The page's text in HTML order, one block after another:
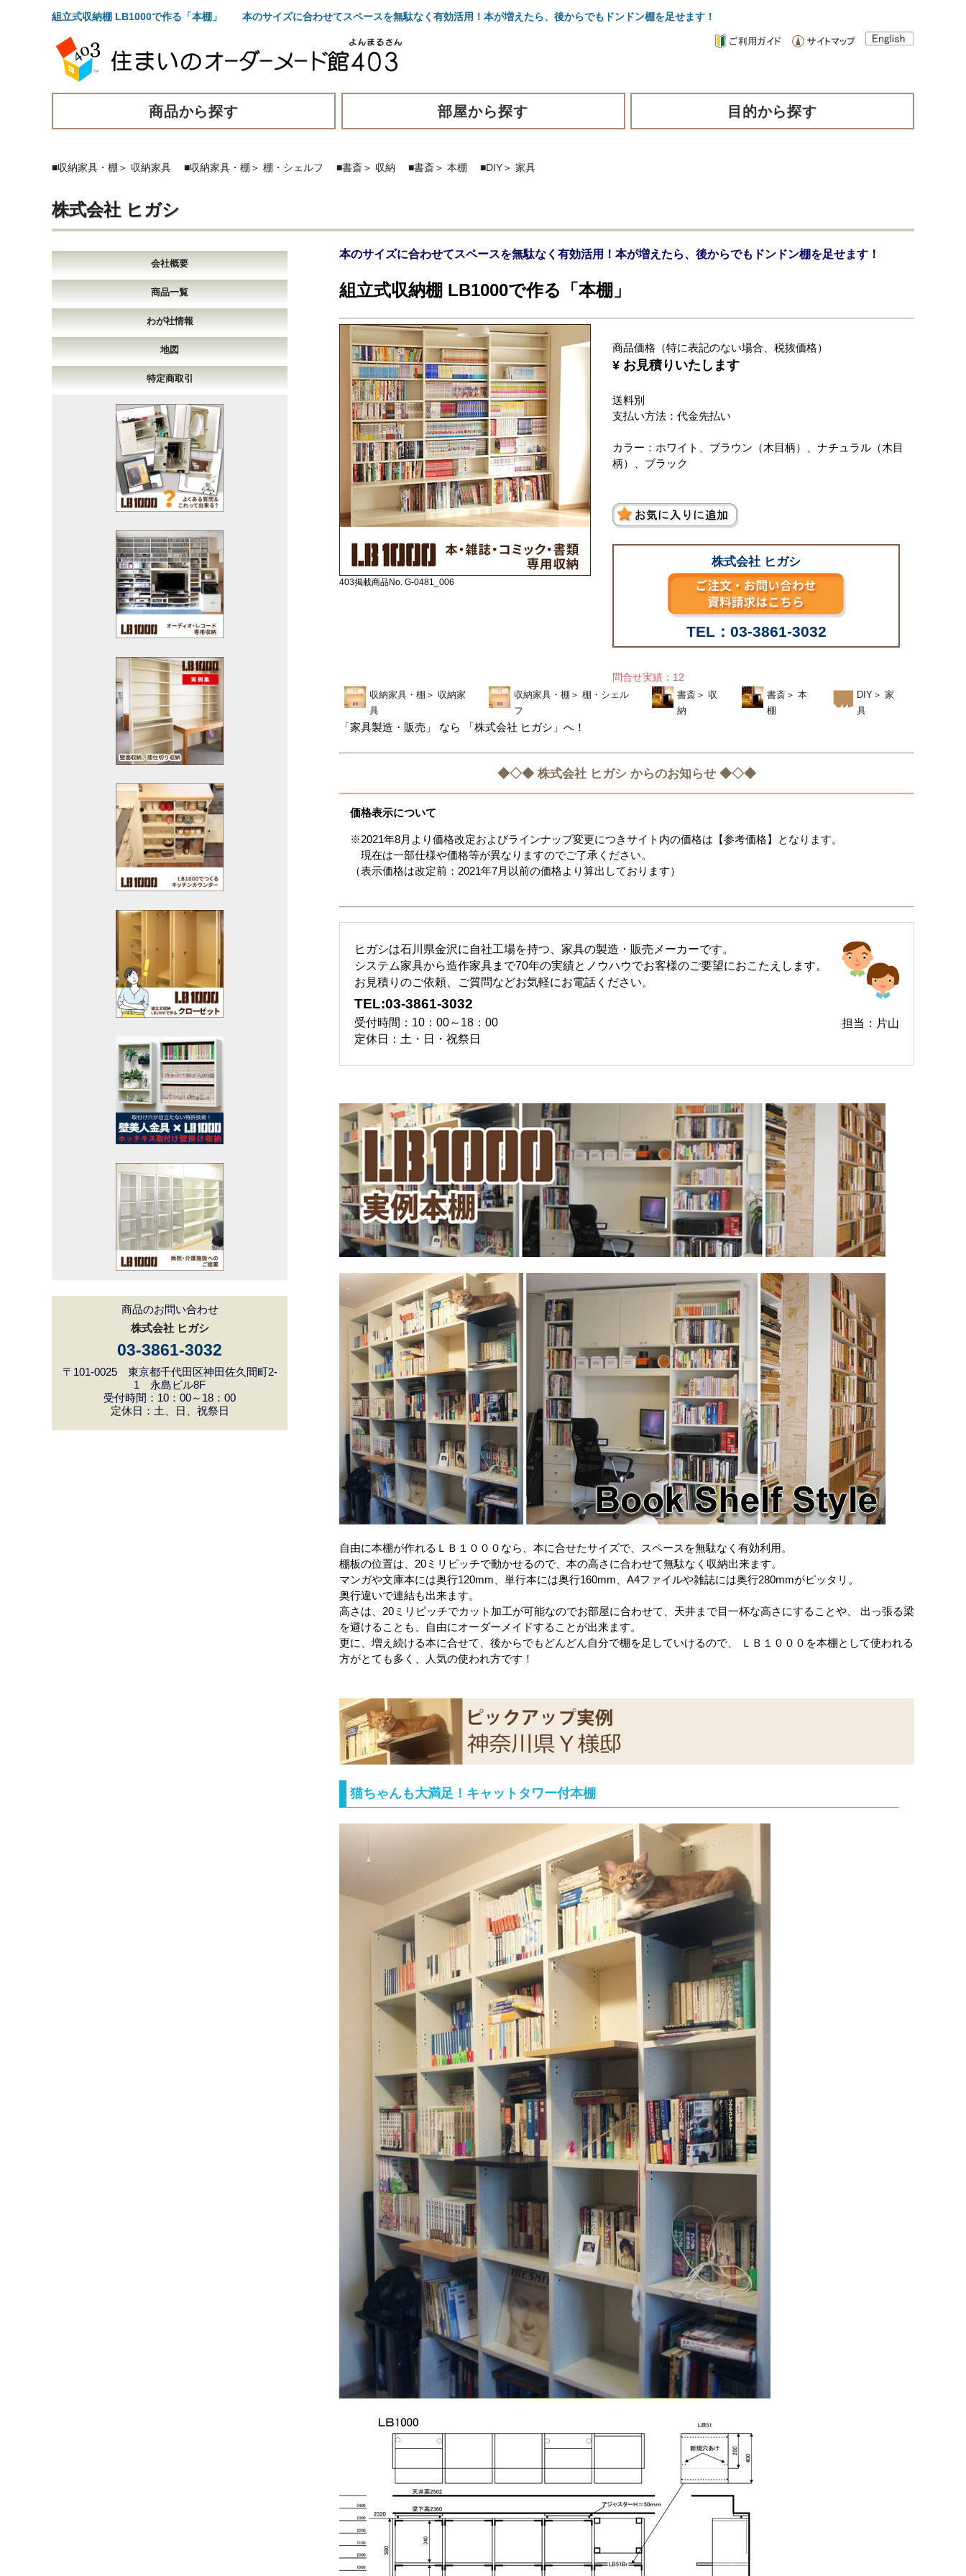
組立式収納棚 LB1000で作る「本棚」 本のサイズに合わせてスペースを無駄なく有効活用！本が増えたら、後からでもドンドン棚を足せます！
商品から探す 部屋から探す 目的から探す
■収納家具・棚 ＞ 収納家具 ■収納家具・棚 ＞ 棚・シェルフ ■書斎＞ 収納 ■書斎＞ 本棚 ■DIY＞ 家具
株式会社 ヒガシ
会社概要
商品一覧
わが社情報
地図
特定商取引
商品のお問い合わせ
株式会社 ヒガシ
03-3861-3032
〒101-0025 東京都千代田区神田佐久間町2-
1 永島ビル8F
受付時間：10：00～18：00
定休日：土、日、祝祭日
本のサイズに合わせてスペースを無駄なく有効活用！本が増えたら、後からでもドンドン棚を足せます！
組立式収納棚 LB1000で作る「本棚」
403掲載商品No. G-0481_006
商品価格（特に表記のない場合、税抜価格）
¥ お見積りいたします
送料別
支払い方法：代金先払い
カラー：ホワイト、ブラウン（木目柄）、ナチュラル（木目
柄）、ブラック
株式会社 ヒガシ
TEL：03-3861-3032
問合せ実績：12
収納家具・棚 ＞ 収納家
具
収納家具・棚 ＞ 棚・シェル
フ
書斎 ＞ 収
納
書斎 ＞ 本
棚
DIY ＞ 家
具
「家具製造・販売」 なら 「株式会社 ヒガシ」へ！
◆◇◆ 株式会社 ヒガシ からのお知らせ ◆◇◆
価格表示について
※2021年8月より価格改定およびラインナップ変更につきサイト内の価格は【参考価格】となります。
現在は一部仕様や価格等が異なりますのでご了承ください。
（表示価格は改定前：2021年7月以前の価格より算出しております）
ヒガシは石川県金沢に自社工場を持つ、家具の製造・販売メーカーです。
システム家具から造作家具まで70年の実績とノウハウでお客様のご要望におこたえします。
お見積りのご依頼、ご質問などお気軽にお電話ください。
TEL:03-3861-3032
受付時間：10：00～18：00
定休日：土・日・祝祭日
担当：片山
自由に本棚が作れるＬＢ１０００なら、本に合せたサイズで、スペースを無駄なく有効利用。
棚板の位置は、20ミリピッチで動かせるので、本の高さに合わせて無駄なく収納出来ます。
マンガや文庫本には奥行120mm、単行本には奥行160mm、A4ファイルや雑誌には奥行280mmがピッタリ。
奥行違いで連結も出来ます。
高さは、20ミリピッチでカット加工が可能なのでお部屋に合わせて、天井まで目一杯な高さにすることや、 出っ張る梁
を避けることも、自由にオーダーメイドすることが出来ます。
更に、増え続ける本に合せて、後からでもどんどん自分で棚を足していけるので、 ＬＢ１０００を本棚として使われる
方がとても多く、人気の使われ方です！
猫ちゃんも大満足！キャットタワー付本棚